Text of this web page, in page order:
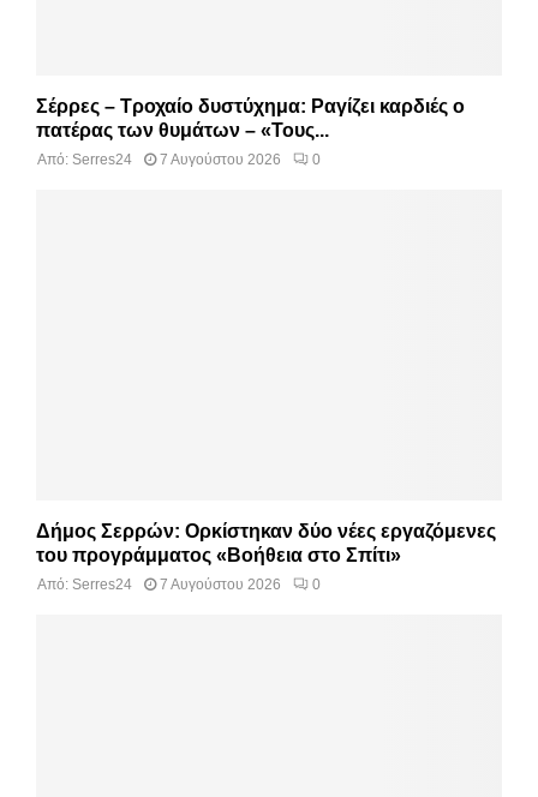
Σέρρες – Τροχαίο δυστύχημα: Ραγίζει καρδιές ο
πατέρας των θυμάτων – «Τους...
Από: Serres24 7 Αυγούστου 2026 0
Δήμος Σερρών: Ορκίστηκαν δύο νέες εργαζόμενες
του προγράμματος «Βοήθεια στο Σπίτι»
Από: Serres24 7 Αυγούστου 2026 0